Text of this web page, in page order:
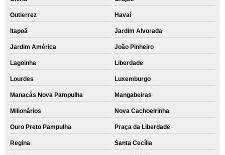
Gutierrez Havaí
Itapoã Jardim Alvorada
Jardim América João Pinheiro
Lagoinha Liberdade
Lourdes Luxemburgo
Manacás Nova Pampulha Mangabeiras
Milionários Nova Cachoeirinha
Ouro Preto Pampulha Praça da Liberdade
Regina Santa Cecília